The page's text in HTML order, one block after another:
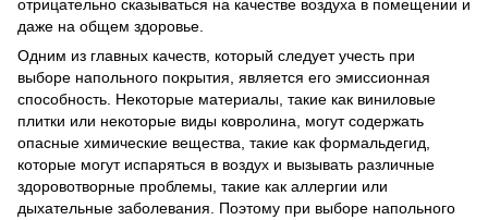
отрицательно сказываться на качестве воздуха в помещении и
даже на общем здоровье.
Одним из главных качеств, который следует учесть при
выборе напольного покрытия, является его эмиссионная
способность. Некоторые материалы, такие как виниловые
плитки или некоторые виды ковролина, могут содержать
опасные химические вещества, такие как формальдегид,
которые могут испаряться в воздух и вызывать различные
здоровотворные проблемы, такие как аллергии или
дыхательные заболевания. Поэтому при выборе напольного